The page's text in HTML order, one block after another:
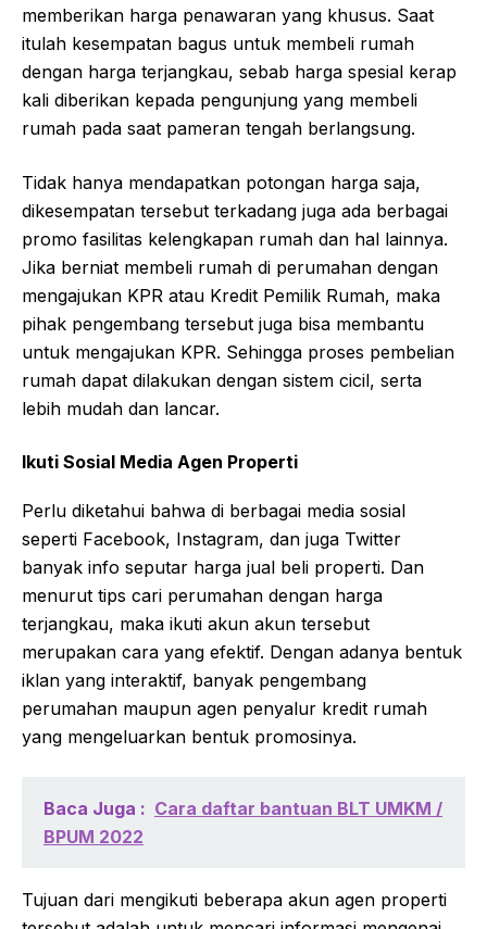
memberikan harga penawaran yang khusus. Saat
itulah kesempatan bagus untuk membeli rumah
dengan harga terjangkau, sebab harga spesial kerap
kali diberikan kepada pengunjung yang membeli
rumah pada saat pameran tengah berlangsung.
Tidak hanya mendapatkan potongan harga saja,
dikesempatan tersebut terkadang juga ada berbagai
promo fasilitas kelengkapan rumah dan hal lainnya.
Jika berniat membeli rumah di perumahan dengan
mengajukan KPR atau Kredit Pemilik Rumah, maka
pihak pengembang tersebut juga bisa membantu
untuk mengajukan KPR. Sehingga proses pembelian
rumah dapat dilakukan dengan sistem cicil, serta
lebih mudah dan lancar.
Ikuti Sosial Media Agen Properti
Perlu diketahui bahwa di berbagai media sosial
seperti Facebook, Instagram, dan juga Twitter
banyak info seputar harga jual beli properti. Dan
menurut tips cari perumahan dengan harga
terjangkau, maka ikuti akun akun tersebut
merupakan cara yang efektif. Dengan adanya bentuk
iklan yang interaktif, banyak pengembang
perumahan maupun agen penyalur kredit rumah
yang mengeluarkan bentuk promosinya.
Baca Juga : Cara daftar bantuan BLT UMKM /
BPUM 2022
Tujuan dari mengikuti beberapa akun agen properti